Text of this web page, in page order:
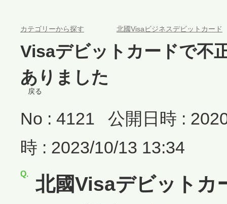
カテゴリーから探す 北國Visaビジネスデビットカード
Visaデビットカードで不
ありました
戻る
No : 4121
公開日時 :
時 : 2023/10/13 13:34
北國Visaデビットカ